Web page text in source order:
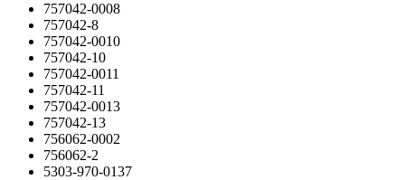
757042-0008
757042-8
757042-0010
757042-10
757042-0011
757042-11
757042-0013
757042-13
756062-0002
756062-2
5303-970-0137